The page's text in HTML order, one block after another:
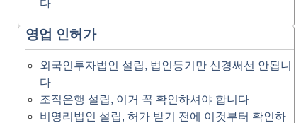
다
영업 인허가
외국인투자법인 설립, 법인등기만 신경써선 안됩니
다
조직은행 설립, 이거 꼭 확인하셔야 합니다
비영리법인 설립, 허가 받기 전에 이것부터 확인하